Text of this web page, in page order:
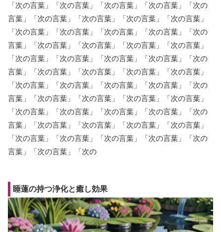
「次の言葉」「次の言葉」「次の言葉」「次の言葉」「次の
言葉」「次の言葉」「次の言葉」「次の言葉」「次の言葉」
「次の言葉」「次の言葉」「次の言葉」「次の言葉」「次の
言葉」「次の言葉」「次の言葉」「次の言葉」「次の言葉」
「次の言葉」「次の言葉」「次の言葉」「次の言葉」「次の
言葉」「次の言葉」「次の言葉」「次の言葉」「次の言葉」
「次の言葉」「次の言葉」「次の言葉」「次の言葉」「次の
言葉」「次の言葉」「次の言葉」「次の言葉」「次の言葉」
「次の言葉」「次の言葉」「次の言葉」「次の言葉」「次の
言葉」「次の言葉」「次の言葉」「次の言葉」「次の言葉」
「次の言葉」「次の言葉」「次の言葉」「次の言葉」「次の
言葉」「次の言葉」「次の
睡蓮の持つ浄化と癒し効果